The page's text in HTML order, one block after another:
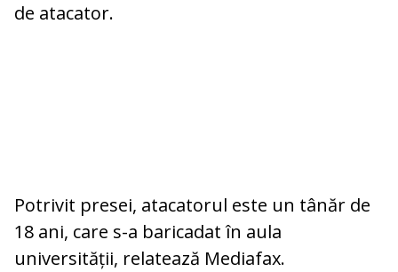
de atacator.
Potrivit presei, atacatorul este un tânăr de
18 ani, care s-a baricadat în aula
universității, relatează Mediafax.